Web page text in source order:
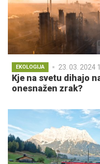
EKOLOGIJA 23. 03. 2024
Kje na svetu dihajo
onesnažen zrak?